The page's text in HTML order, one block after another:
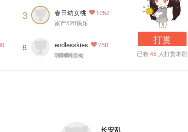
3 春日幼女桃 1052
家产520快乐
6 endlesskies 750
啊啊啊顺梅
打赏
已有45 人打赏本剧
长安乱